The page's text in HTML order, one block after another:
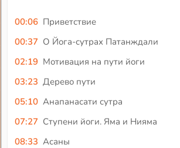
00:06 Приветствие
00:37 О Йога-сутрах Патанждали
02:19 Мотивация на пути йоги
03:23 Дерево пути
05:10 Анапанасати сутра
07:27 Ступени йоги. Яма и Нияма
08:33 Асаны